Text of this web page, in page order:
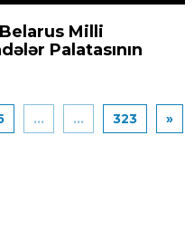
Milli
Palatasının
... ... 323 »